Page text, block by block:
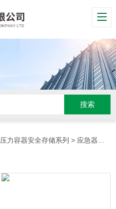
压力容器安全存储系列 > 应急器材柜